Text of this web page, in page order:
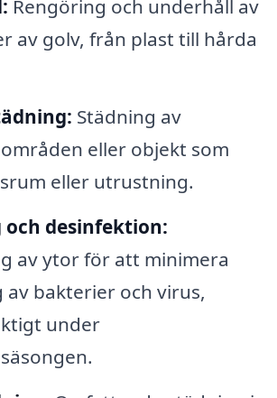
Rengöring och underhåll av
av golv, från plast till hårda
Städning av
eller objekt som
eller utrustning.
och desinfektion:
av ytor för att minimera
av bakterier och virus,
under